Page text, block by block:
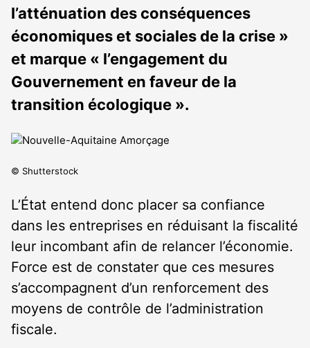
l’atténuation des conséquences
économiques et sociales de la crise »
et marque « l’engagement du
Gouvernement en faveur de la
transition écologique ».
© Shutterstock
L’État entend donc placer sa confiance
dans les entreprises en réduisant la fiscalité
leur incombant afin de relancer l’économie.
Force est de constater que ces mesures
s’accompagnent d’un renforcement des
moyens de contrôle de l’administration
fiscale.